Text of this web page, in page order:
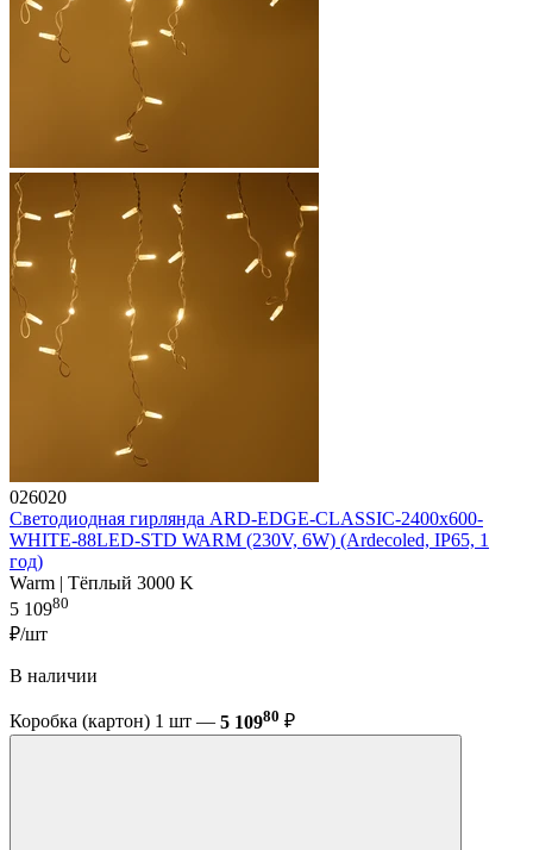
026020
Светодиодная гирлянда ARD-EDGE-CLASSIC-2400x600-
WHITE-88LED-STD WARM (230V, 6W) (Ardecoled, IP65, 1
год)
Warm | Тёплый 3000 K
5 10980
₽/шт
В наличии
Коробка (картон) 1 шт — 5 10980 ₽